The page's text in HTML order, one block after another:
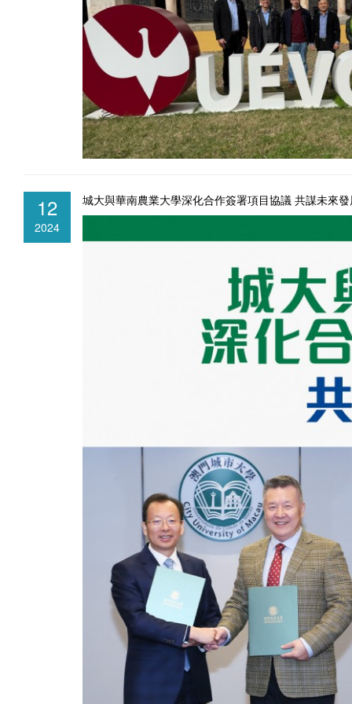
12
2024
城大與華南農業大學深化合作簽署項目協議 共謀未來